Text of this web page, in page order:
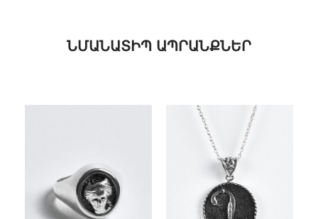
ՆՄԱՆԱՏԻՊ ԱՊՐԱՆՔՆԵՐ